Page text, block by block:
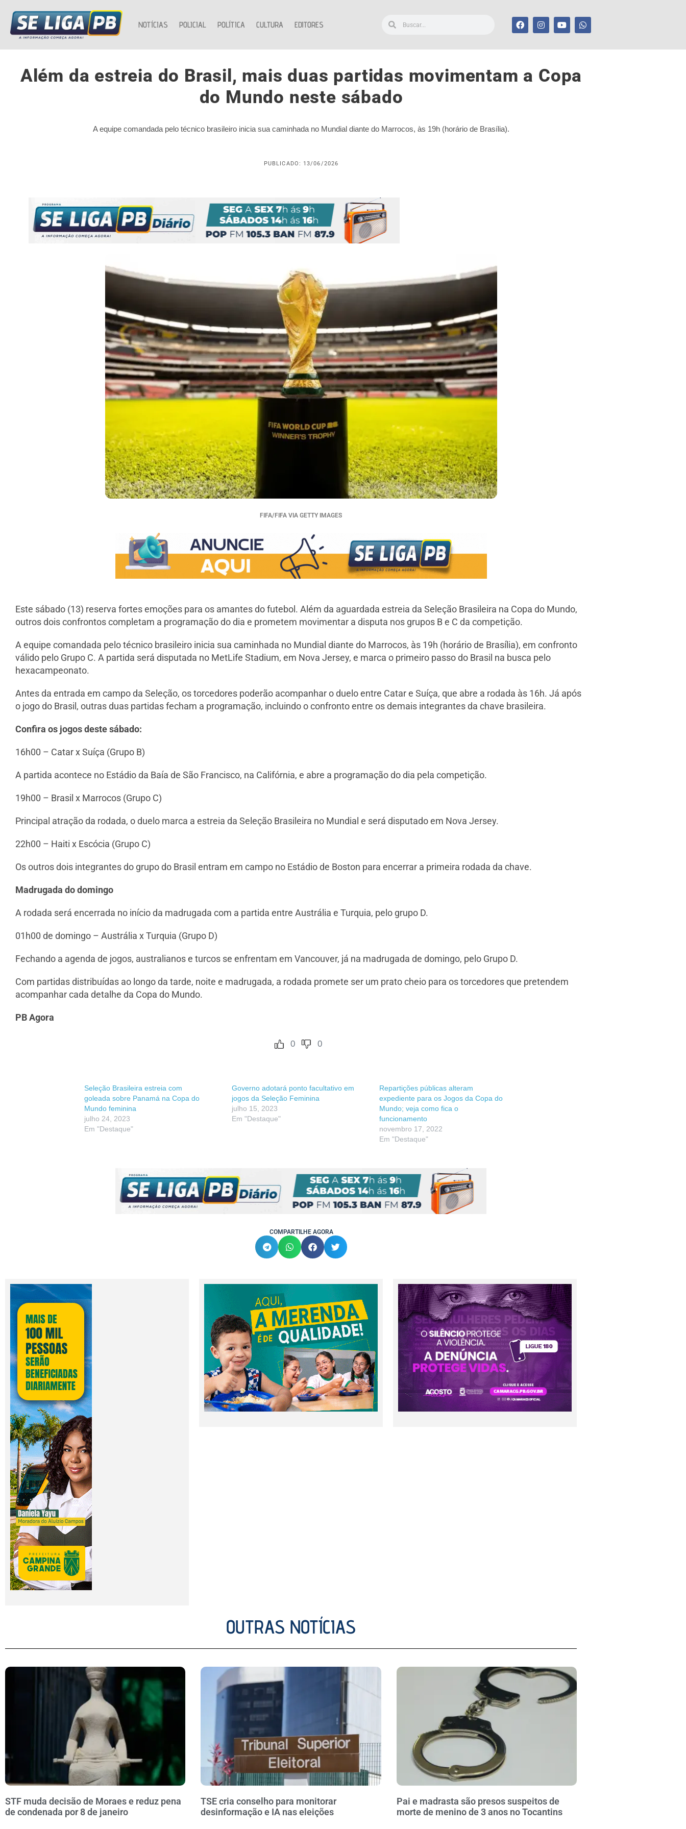
NOTÍCIAS POLICIAL POLÍTICA CULTURA EDITORES
Além da estreia do Brasil, mais duas partidas movimentam a Copa
do Mundo neste sábado
A equipe comandada pelo técnico brasileiro inicia sua caminhada no Mundial diante do Marrocos, às 19h (horário de Brasília).
PUBLICADO: 13/06/2026
FIFA/FIFA VIA GETTY IMAGES
Este sábado (13) reserva fortes emoções para os amantes do futebol. Além da aguardada estreia da Seleção Brasileira na Copa do Mundo,
outros dois confrontos completam a programação do dia e prometem movimentar a disputa nos grupos B e C da competição.
A equipe comandada pelo técnico brasileiro inicia sua caminhada no Mundial diante do Marrocos, às 19h (horário de Brasília), em confronto
válido pelo Grupo C. A partida será disputada no MetLife Stadium, em Nova Jersey, e marca o primeiro passo do Brasil na busca pelo
hexacampeonato.
Antes da entrada em campo da Seleção, os torcedores poderão acompanhar o duelo entre Catar e Suíça, que abre a rodada às 16h. Já após
o jogo do Brasil, outras duas partidas fecham a programação, incluindo o confronto entre os demais integrantes da chave brasileira.
Confira os jogos deste sábado:
16h00 – Catar x Suíça (Grupo B)
A partida acontece no Estádio da Baía de São Francisco, na Califórnia, e abre a programação do dia pela competição.
19h00 – Brasil x Marrocos (Grupo C)
Principal atração da rodada, o duelo marca a estreia da Seleção Brasileira no Mundial e será disputado em Nova Jersey.
22h00 – Haiti x Escócia (Grupo C)
Os outros dois integrantes do grupo do Brasil entram em campo no Estádio de Boston para encerrar a primeira rodada da chave.
Madrugada do domingo
A rodada será encerrada no início da madrugada com a partida entre Austrália e Turquia, pelo grupo D.
01h00 de domingo – Austrália x Turquia (Grupo D)
Fechando a agenda de jogos, australianos e turcos se enfrentam em Vancouver, já na madrugada de domingo, pelo Grupo D.
Com partidas distribuídas ao longo da tarde, noite e madrugada, a rodada promete ser um prato cheio para os torcedores que pretendem
acompanhar cada detalhe da Copa do Mundo.
PB Agora
0 0
Seleção Brasileira estreia com
goleada sobre Panamá na Copa do
Mundo feminina
julho 24, 2023
Em "Destaque"
Governo adotará ponto facultativo em
jogos da Seleção Feminina
julho 15, 2023
Em "Destaque"
Repartições públicas alteram
expediente para os Jogos da Copa do
Mundo; veja como fica o
funcionamento
novembro 17, 2022
Em "Destaque"
COMPARTILHE AGORA
OUTRAS NOTÍCIAS
STF muda decisão de Moraes e reduz pena
de condenada por 8 de janeiro
TSE cria conselho para monitorar
desinformação e IA nas eleições
Pai e madrasta são presos suspeitos de
morte de menino de 3 anos no Tocantins